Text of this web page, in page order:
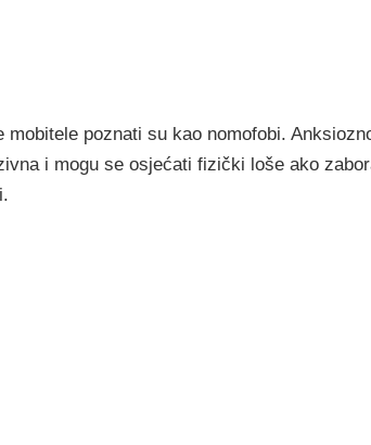
poznati su kao nomofobi.
i mogu se osjećati fizički loše ako